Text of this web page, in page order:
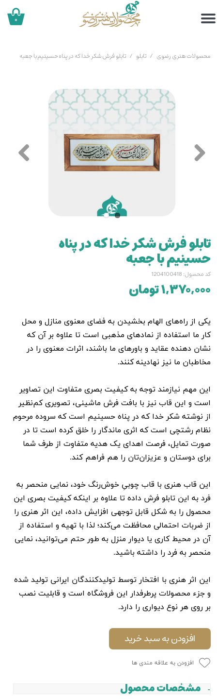
۰
محصولات هنری رضوی تابلو تابلو فرش شکر خدا که در پناه حسینیم با جعبه
تابلو فرش شکر خدا که در پناه
حسینیم با جعبه
کد محصول: 1204100418
۱,۳۷۰,۰۰۰ تومان
یکی از راه‌های الهام بخشیدن به فضای معنوی منازل و محل
کار ما استفاده از نمادهای مذهبی است تا علاوه بر آن که
نشان دهنده عقاید و باورهای ما باشند، اثرات معنوی را در
مخاطبان ما نیز نهادینه کنند.
این مهم نیازمند توجه به کیفیت بصری متفاوت این تصاویر
است و این قاب نیز با بافت فرش ماشینی، تصویری کم‌نظیر
از نوشته شکر خدا که در پناه حسینیم است که سروده مرحوم
نظام رشتچی است که اثری ماندگار را خلق کرده است تا در
صورت تمایل، فرصت اهدای یک هدیه‌ متفاوت از طرف شما
برای دوستان و عزیزان‌تان را هم فراهم کند.
این قاب هنری با قاب چوبیِ خوش‌رنگ خود، نمایی منحصر به
فرد به این تابلو فرش داده تا علاوه بر اینکه کیفیت بصری این
محصول را به شکل قابل توجهی افزایش داده، این اثر هنری را
از ضربات احتمالی محافظت می‌کند؛ لذا با تهیه و استفاده از
آن در محیط کاری یا دیوار منزل به طور حتم می‌توانید، نمایی
منحصر به فرد را داشته باشید.
این اثر هنری با افتخار توسط تولیدکنندگان ایرانی تولید شده
و جزء محصولات پرطرفدار این فروشگاه است و قابلیت نصب
بر روی هر نوع دیواری را دارد.
افزودن به سبد خرید
افزودن به علاقه مندی ها
مشخصات محصول